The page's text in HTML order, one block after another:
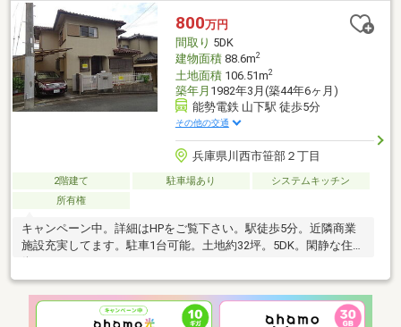
800万円
間取り 5DK
建物面積88.6m2
土地面積106.51m2
築年月 1982年3月(築44年6ヶ月)
能勢電鉄 山下駅 徒歩5分
その他の交通
兵庫県川西市笹部２丁目
2階建て 駐車場あり
システムキッチン
所有権
キャンペーン中。詳細はHPをご覧下さい。駅徒歩5分。近隣商業
施設充実してます。駐車1台可能。土地約32坪。5DK。閑静な住宅